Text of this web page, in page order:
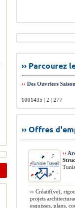
››
››Des Ouvriers
1001435 | 2 | 277
›› Offres
››
›› Créatif(ve),
projets
esquisses, plans,